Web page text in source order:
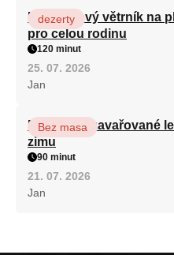
Karamelový větrník na
pro celou rodinu
dezerty
120 minut
25. 07. 2026
Jan
Babiččino zavařované
zimu
Bez masa
90 minut
21. 07. 2026
Jan